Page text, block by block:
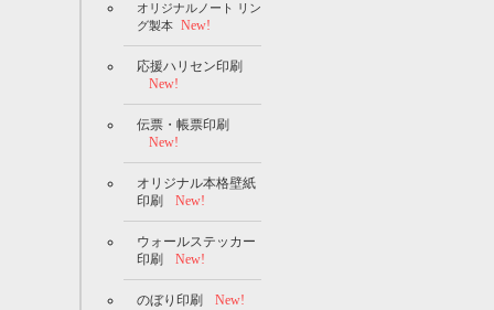
オリジナルノート リン
グ製本 New!
応援ハリセン印刷
New!
伝票・帳票印刷
New!
オリジナル本格壁紙
印刷
New!
ウォールステッカー
印刷
New!
のぼり印刷 New!